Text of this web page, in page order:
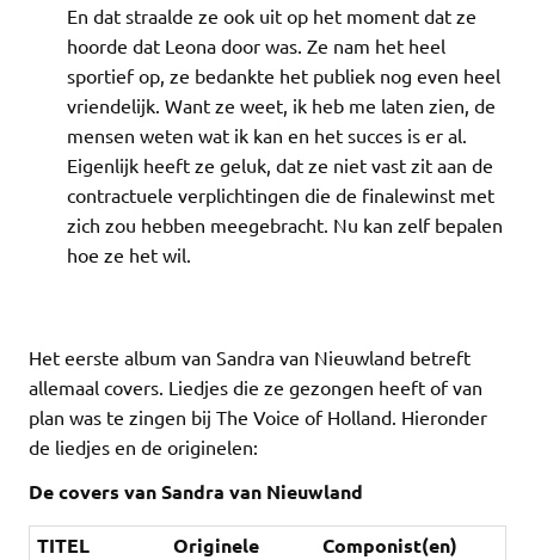
En dat straalde ze ook uit op het moment dat ze
hoorde dat Leona door was. Ze nam het heel
sportief op, ze bedankte het publiek nog even heel
vriendelijk. Want ze weet, ik heb me laten zien, de
mensen weten wat ik kan en het succes is er al.
Eigenlijk heeft ze geluk, dat ze niet vast zit aan de
contractuele verplichtingen die de finalewinst met
zich zou hebben meegebracht. Nu kan zelf bepalen
hoe ze het wil.
Het eerste album van Sandra van Nieuwland betreft
allemaal covers. Liedjes die ze gezongen heeft of van
plan was te zingen bij The Voice of Holland. Hieronder
de liedjes en de originelen:
De covers van Sandra van Nieuwland
TITEL
Originele
Componist(en)